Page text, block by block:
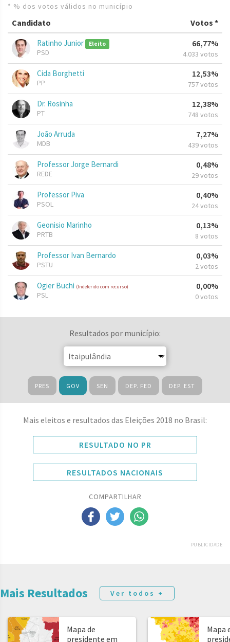
* % dos votos válidos no município
Candidato Votos *
Ratinho Junior Eleito
PSD
66,77%
4.033 votos
Cida Borghetti
PP
12,53%
757 votos
Dr. Rosinha
PT
12,38%
748 votos
João Arruda
MDB
7,27%
439 votos
Professor Jorge Bernardi
REDE
0,48%
29 votos
Professor Piva
PSOL
0,40%
24 votos
Geonisio Marinho
PRTB
0,13%
8 votos
Professor Ivan Bernardo
PSTU
0,03%
2 votos
Ogier Buchi (Indeferido com recurso)
PSL
0,00%
0 votos
Resultados por município:
PRES GOV SEN DEP. FED DEP. EST
Mais eleitos e resultados das Eleições 2018 no Brasil:
RESULTADO NO PR
RESULTADOS NACIONAIS
COMPARTILHAR
PUBLICIDADE
Mais Resultados Ver todos +
Mapa de
presidente em
Mapa